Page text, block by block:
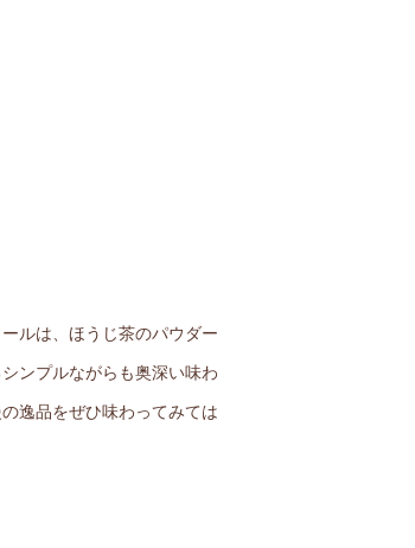
ルは、ほうじ茶のパウダー
ンプルながらも奥深い味わ
逸品をぜひ味わってみては